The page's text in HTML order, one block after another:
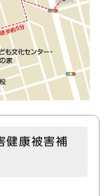
健康被害補